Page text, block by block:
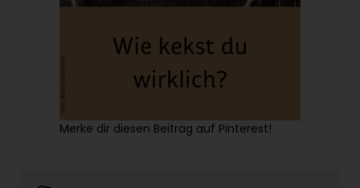
Merke dir diesen Beitrag auf Pinterest!